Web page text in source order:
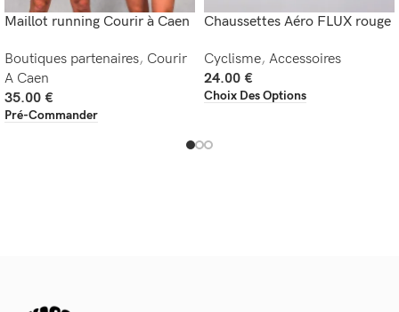
Maillot running Courir à Caen
Boutiques partenaires, Courir
A Caen
35.00 €
Pré-Commander
Chaussettes Aéro FLUX rouge
Cyclisme, Accessoires
24.00 €
Choix Des Options